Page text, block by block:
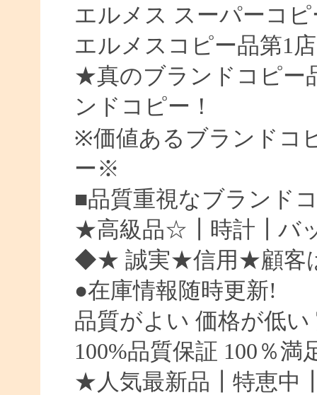
エルメス スーパーコ
エルメスコピー品第1
★真のブランドコピー
ンドコピー！
※価値あるブランドコ
ー※
■品質重視なブランド
★高級品☆┃時計┃バ
◆★ 誠実★信用★顧客
●在庫情報随時更新!
品質がよい 価格が低
100%品質保証 100％満
★人気最新品┃特恵中